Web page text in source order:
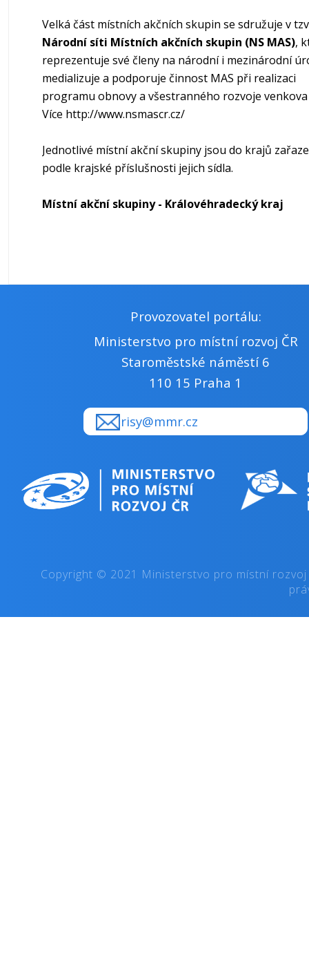
Kladské pomezí
Orlické hory a podhůří
Pardubicko
Podzvičinsko
Svitavsko
Velká část místních akčních skupin se sdružuje v
Národní síti Místních akčních skupin (NS MAS),
reprezentuje své členy na národní i mezinárodní
medializuje a podporuje činnost MAS při realizaci
programu obnovy a všestranného rozvoje
Více http://www.nsmascr.cz/
Jednotlivé místní akční skupiny jsou do krajů
podle krajské příslušnosti jejich sídla.
Místní akční skupiny - Královéhradecký kraj
Provozovatel portálu:
Ministerstvo pro místní rozvoj ČR
Staroměstské náměstí 6
110 15 Praha 1
risy@mmr.cz
Copyright © 2021 Ministerstvo pro místní rozvoj